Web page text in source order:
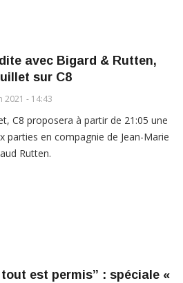
avec Bigard & Rutten,
sur C8
2021 - 14:43
C8 proposera à partir de 21:05 une
parties en compagnie de Jean-Marie
Rutten.
tout est permis” : spéciale «